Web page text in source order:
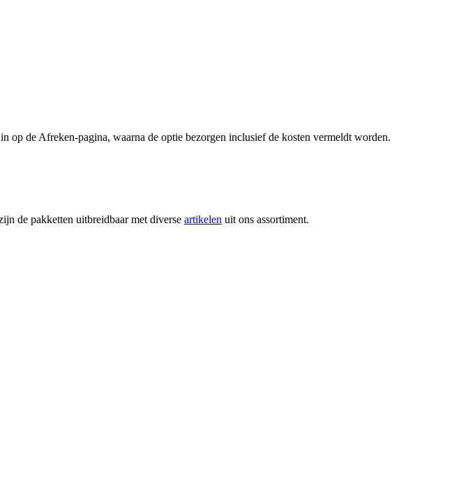
op de Afreken-pagina, waarna de optie bezorgen inclusief de kosten vermeldt worden.
de pakketten uitbreidbaar met diverse artikelen uit ons assortiment.